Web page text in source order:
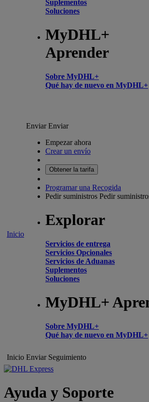
Suplementos
Soluciones
MyDHL+
Aprender
Sobre MyDHL+
Qué hay de nuevo en MyDHL+
Inicio
EnviarEnviar
Empezar ahora
Crear un envío
Obtener la tarifa
Programar una Recogida
Pedir suministros Pedir
Explorar
Servicios de entrega
Servicios Opcionales
Servicios de Aduanas
Suplementos
Soluciones
MyDHL+
Sobre MyDHL+
Qué hay de nuevo en MyDHL+
Inicio Enviar Seguimiento
Ayuda y Soporte